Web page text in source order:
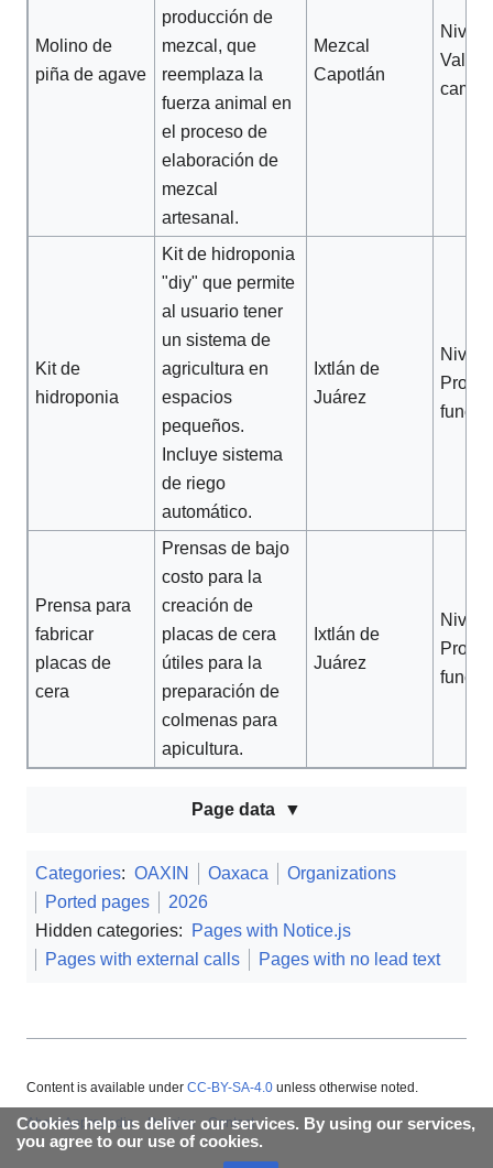
Molino de
piña de agave
producción de
mezcal, que
reemplaza la
fuerza animal en
el proceso de
elaboración de
mezcal
artesanal.
Mezcal
Capotlán
Nivel
campo
Kit de
hidroponia
Kit de hidroponia
"diy" que permite
al usuario tener
un sistema de
agricultura en
espacios
pequeños.
Incluye sistema
de riego
automático.
Ixtlán de
Juárez
Nivel
Prensa para
fabricar
placas de
cera
Prensas de bajo
costo para la
creación de
placas de cera
útiles para la
preparación de
colmenas para
apicultura.
Ixtlán de
Juárez
Nivel
Page data
Categories: OAXIN Oaxaca
Organizations
Ported pages
2026
Hidden categories:
Pages with Notice.js
Pages with external calls
Pages with no lead text
Cookies help us deliver our services. By using our services,
you agree to our use of cookies.
Content is available under CC-BY-SA-4.0 unless otherwise noted.
About Appropedia Policies Contact